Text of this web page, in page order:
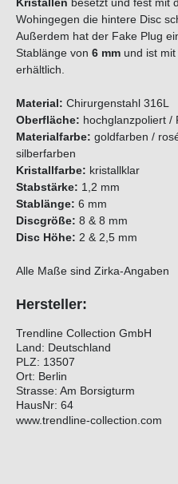
Kristallen besetzt und fest mit
Wohingegen die hintere Disc
Außerdem hat der Fake Plug
Stablänge von 6 mm und ist
erhältlich.
Material: Chirurgenstahl 316L
Oberfläche: hochglanzpoliert
Materialfarbe: goldfarben /
silberfarben
Kristallfarbe: kristallklar
Stabstärke: 1,2 mm
Stablänge: 6 mm
Discgröße: 8 & 8 mm
Disc Höhe: 2 & 2,5 mm
Alle Maße sind Zirka-Angaben
Hersteller:
Trendline Collection GmbH
Land: Deutschland
PLZ: 13507
Ort: Berlin
Strasse: Am Borsigturm
HausNr: 64
www.trendline-collection.com